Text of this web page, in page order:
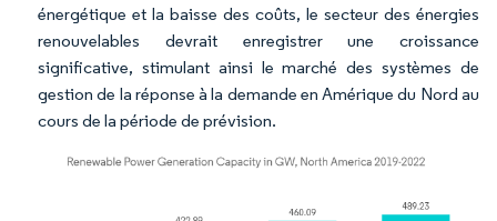
énergétique et la baisse des coûts, le secteur des énergies
renouvelables devrait enregistrer une croissance
significative, stimulant ainsi le marché des systèmes de
gestion de la réponse à la demande en Amérique du Nord au
cours de la période de prévision.